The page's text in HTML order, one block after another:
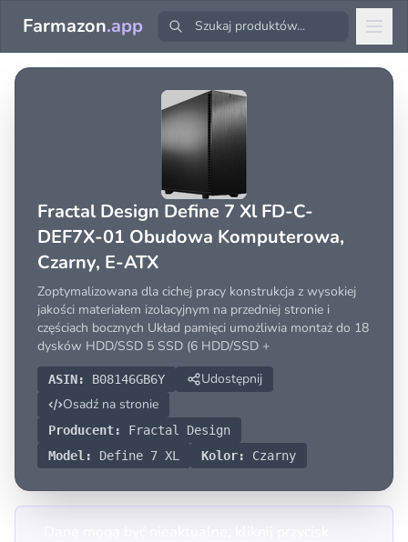
Farmazon.app
Fractal Design Define 7 Xl FD-C-
DEF7X-01 Obudowa Komputerowa,
Czarny, E-ATX
Zoptymalizowana dla cichej pracy konstrukcja z wysokiej
jakości materiałem izolacyjnym na przedniej stronie i
częściach bocznych Układ pamięci umożliwia montaż do 18
dysków HDD/SSD 5 SSD (6 HDD/SSD +
ASIN: B08146GB6Y
Udostępnij
Osadź na stronie
Producent:
Fractal Design
Model:
Define 7 XL Kolor: Czarny